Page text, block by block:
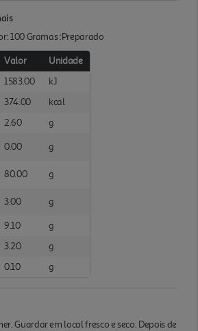
100 Gramas :Preparado
Valor
Unidade
1583.00
kJ
374.00
kcal
2.60
g
0.00
g
80.00
g
3.00 g
9.10
g
3.20
g
0.10 g
Guardar em local fresco e seco. Depois de